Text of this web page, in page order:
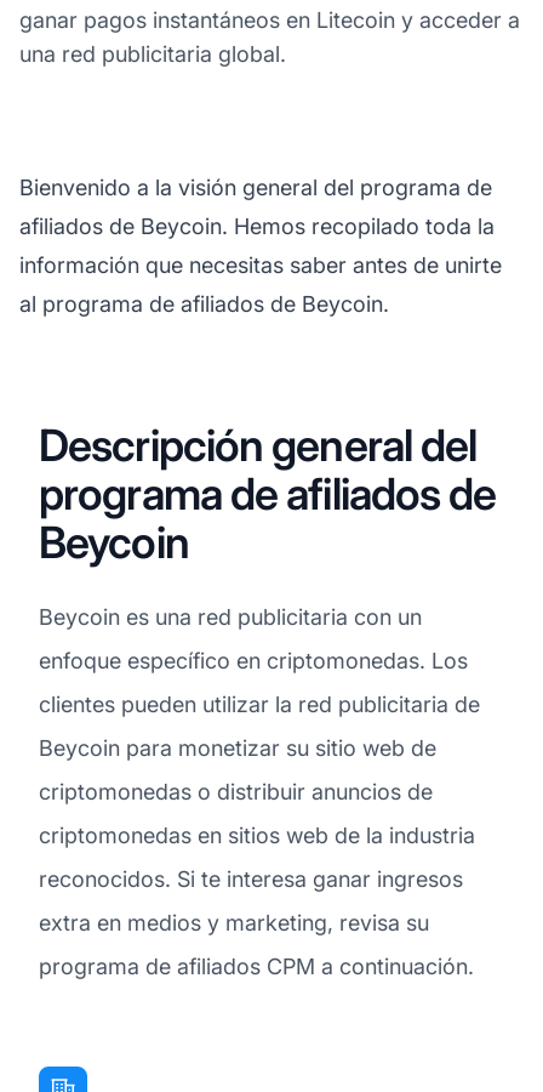
ganar pagos instantáneos en Litecoin y acceder a
una red publicitaria global.
Bienvenido a la visión general del programa de
afiliados de Beycoin. Hemos recopilado toda la
información que necesitas saber antes de unirte
al programa de afiliados de Beycoin.
Descripción general del
programa de afiliados de
Beycoin
Beycoin es una red publicitaria con un
enfoque específico en criptomonedas. Los
clientes pueden utilizar la red publicitaria de
Beycoin para monetizar su sitio web de
criptomonedas o distribuir anuncios de
criptomonedas en sitios web de la industria
reconocidos. Si te interesa ganar ingresos
extra en medios y marketing, revisa su
programa de afiliados CPM a continuación.